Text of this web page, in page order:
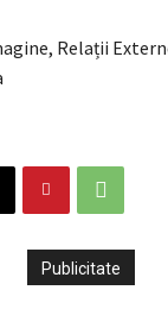
Relații
Publicitate